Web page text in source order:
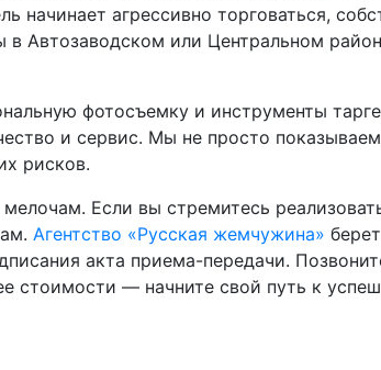
начинает агрессивно торговаться,
Автозаводском или Центральном
фотосъемку и инструменты
и сервис. Мы не просто
рисков.
Если вы стремитесь
Агентство «Русская жемчужина»
акта приема-передачи.
стоимости — начните свой путь к